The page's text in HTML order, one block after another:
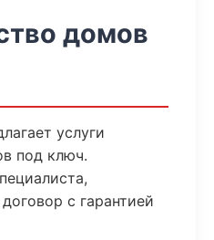
домов
услуги
под ключ.
с гарантией